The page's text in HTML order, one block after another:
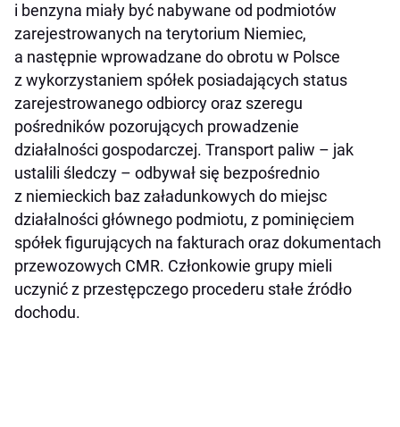
i benzyna miały być nabywane od podmiotów
zarejestrowanych na terytorium Niemiec,
a następnie wprowadzane do obrotu w Polsce
z wykorzystaniem spółek posiadających status
zarejestrowanego odbiorcy oraz szeregu
pośredników pozorujących prowadzenie
działalności gospodarczej. Transport paliw – jak
ustalili śledczy – odbywał się bezpośrednio
z niemieckich baz załadunkowych do miejsc
działalności głównego podmiotu, z pominięciem
spółek figurujących na fakturach oraz dokumentach
przewozowych CMR. Członkowie grupy mieli
uczynić z przestępczego procederu stałe źródło
dochodu.